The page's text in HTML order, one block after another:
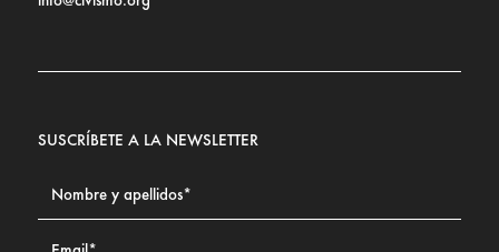
SUSCRÍBETE A LA NEWSLETTER